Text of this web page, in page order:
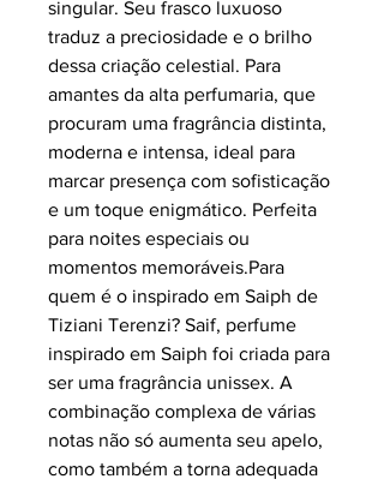
singular. Seu frasco luxuoso
traduz a preciosidade e o brilho
dessa criação celestial. Para
amantes da alta perfumaria, que
procuram uma fragrância distinta,
moderna e intensa, ideal para
marcar presença com sofisticação
e um toque enigmático. Perfeita
para noites especiais ou
momentos memoráveis.Para
quem é o inspirado em Saiph de
Tiziani Terenzi? Saif, perfume
inspirado em Saiph foi criada para
ser uma fragrância unissex. A
combinação complexa de várias
notas não só aumenta seu apelo,
como também a torna adequada